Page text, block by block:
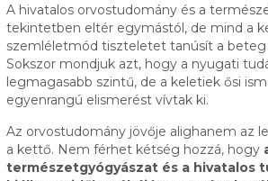
A hivatalos orvostudomány és a
tekintetben eltér egymástól, de mind a
szemléletmód tiszteletet tanúsít a beteg
Sokszor mondjuk azt, hogy a nyugati
legmagasabb szintű, de a keletiek ősi
egyenrangú elismerést vívtak ki.
Az orvostudomány jövője alighanem az
a kettő. Nem férhet kétség hozzá, hogy
természetgyógyászat és a hivatalos